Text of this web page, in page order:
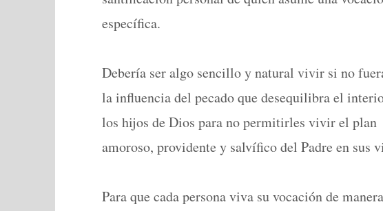
específica.
Debería ser algo sencillo y natural vivir si no
la influencia del pecado que desequilibra el
los hijos de Dios para no permitirles vivir el plan
amoroso, providente y salvífico del Padre en sus
Para que cada persona viva su vocación de manera